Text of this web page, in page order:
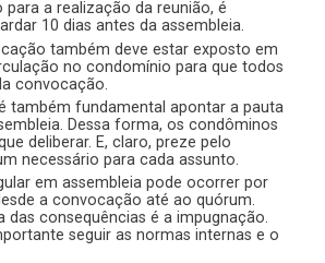
para a realização da reunião, é
10 dias antes da assembleia.
também deve estar exposto em
no condomínio para que todos
convocação.
também fundamental apontar a pauta
Dessa forma, os condôminos
deliberar. E, claro, preze pelo
necessário para cada assunto.
em assembleia pode ocorrer por
a convocação até ao quórum.
das consequências é a impugnação.
seguir as normas internas e o